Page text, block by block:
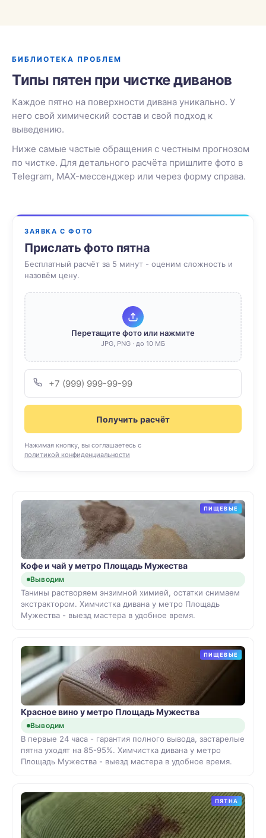
БИБЛИОТЕКА ПРОБЛЕМ
Типы пятен при чистке диванов
Каждое пятно на поверхности дивана уникально. У
него свой химический состав и свой подход к
выведению.
Ниже самые частые обращения с честным прогнозом
по чистке. Для детального расчёта пришлите фото в
Telegram, MAX-мессенджер или через форму справа.
ЗАЯВКА С ФОТО
Прислать фото пятна
Бесплатный расчёт за 5 минут - оценим сложность и
назовём цену.
Перетащите фото или нажмите
JPG, PNG · до 10 МБ
Получить расчёт
Нажимая кнопку, вы соглашаетесь с
политикой конфиденциальности
ПИЩЕВЫЕ
Кофе и чай у метро Площадь Мужества
Выводим
Танины растворяем энзимной химией, остатки снимаем
экстрактором. Химчистка дивана у метро Площадь
Мужества - выезд мастера в удобное время.
ПИЩЕВЫЕ
Красное вино у метро Площадь Мужества
Выводим
В первые 24 часа - гарантия полного вывода, застарелые
пятна уходят на 85-95%. Химчистка дивана у метро
Площадь Мужества - выезд мастера в удобное время.
ПЯТНА